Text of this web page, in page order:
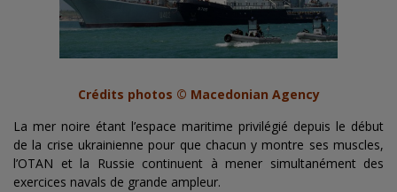
Crédits photos © Macedonian Agency
La mer noire étant l’espace maritime privilégié depuis le début
de la crise ukrainienne pour que chacun y montre ses muscles,
l’OTAN et la Russie continuent à mener simultanément des
exercices navals de grande ampleur.